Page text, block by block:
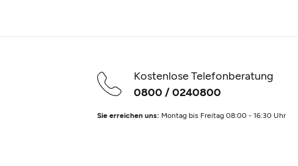
Kostenlose Telefonberatung
0800 / 0240800
Sie erreichen uns: Montag bis Freitag 08:00 - 16:30 Uhr